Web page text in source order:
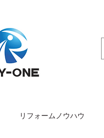
リフォームノウハウ